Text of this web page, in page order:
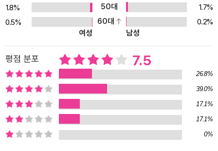
1.8%
50대
1.7%
0.5%
60대
0.2%
여성
남성
평점 분포 7.5
26.8%
39.0%
17.1%
17.1%
0%